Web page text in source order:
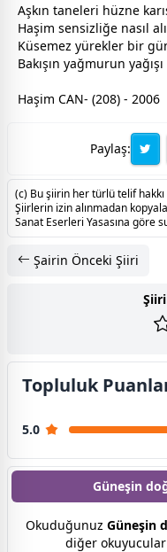
Aşkın taneleri hüzne
Haşim sensizliğe nasıl
Küsemez yürekler bir
Bakışın yağmurun
Haşim CAN- (208) - 2006
Paylaş:
(c) Bu şiirin her türlü telif
Şiirlerin izin alınmadan
Sanat Eserleri Yasasına göre
Şairin Önceki Şiiri
Topluluk
5.0
Güneşin
Okuduğunuz Güneşin
diğer